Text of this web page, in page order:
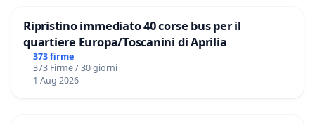
Ripristino immediato 40 corse bus per il
quartiere Europa/Toscanini di Aprilia
373 firme
373 Firme / 30 giorni
1 Aug 2026